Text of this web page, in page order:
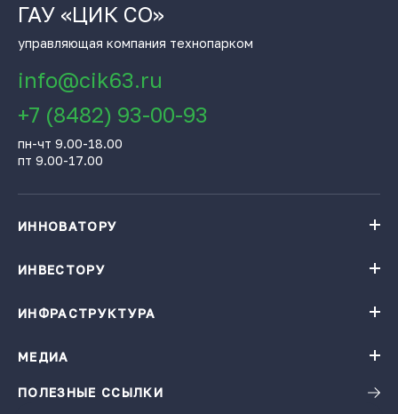
ГАУ «ЦИК СО»
управляющая компания технопарком
info@cik63.ru
+7 (8482) 93-00-93
пн-чт 9.00-18.00
пт 9.00-17.00
ИННОВАТОРУ
База инновационных проектов
Институты поддержки
Малые технологические компании
ИНВЕСТОРУ
Проекты резидентов Технопарка «Жигулевская долина»
Заказать подбор проектов по теме
ИНФРАСТРУКТУРА
Ресторация
Зал активного отдыха
МЕДИА
Новости
ПОЛЕЗНЫЕ ССЫЛКИ